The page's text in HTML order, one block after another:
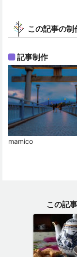
この記事の
記事制作
mamico
この記